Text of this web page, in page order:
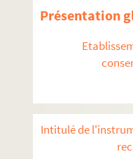
Présentation
Intitulé de
Séjour à
Planche
Planche
Voyage
Voyage
Voyage